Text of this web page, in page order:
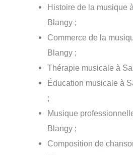
Histoire de la musique
Blangy ;
Commerce de la
Blangy ;
Thérapie musicale à
Éducation musicale à
;
Musique
Blangy ;
Composition de